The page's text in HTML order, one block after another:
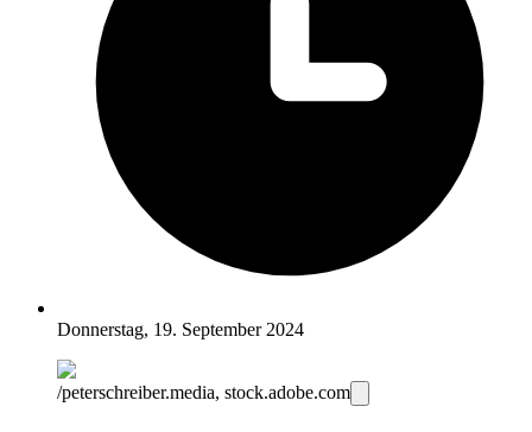
Donnerstag, 19. September 2024
/peterschreiber.media, stock.adobe.com